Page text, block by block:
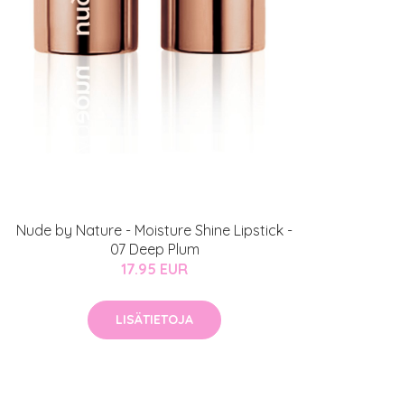
Nude by Nature - Moisture Shine Lipstick -
07 Deep Plum
17.95 EUR
LISÄTIETOJA